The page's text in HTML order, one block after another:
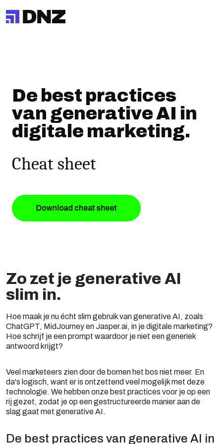
De best practices
van generative AI in
digitale marketing.
Cheat sheet
Zo zet je generative AI
slim in.
Hoe maak je nu écht slim gebruik van generative AI, zoals
ChatGPT, MidJourney en Jasper.ai, in je digitale marketing?
Hoe schrijf je een prompt waardoor je niet een generiek
antwoord krijgt?
Veel marketeers zien door de bomen het bos niet meer. En
da's logisch, want er is ontzettend veel mogelijk met deze
technologie. We hebben onze best practices voor je op een
rij gezet, zodat je op een gestructureerde manier aan de
slag gaat met generative AI.
De best practices van generative AI in